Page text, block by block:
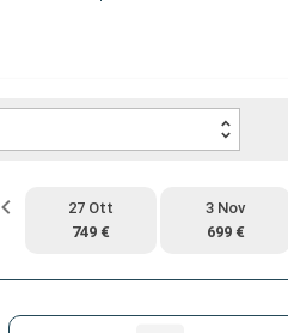
27 Ott
749 €
3 Nov
699 €